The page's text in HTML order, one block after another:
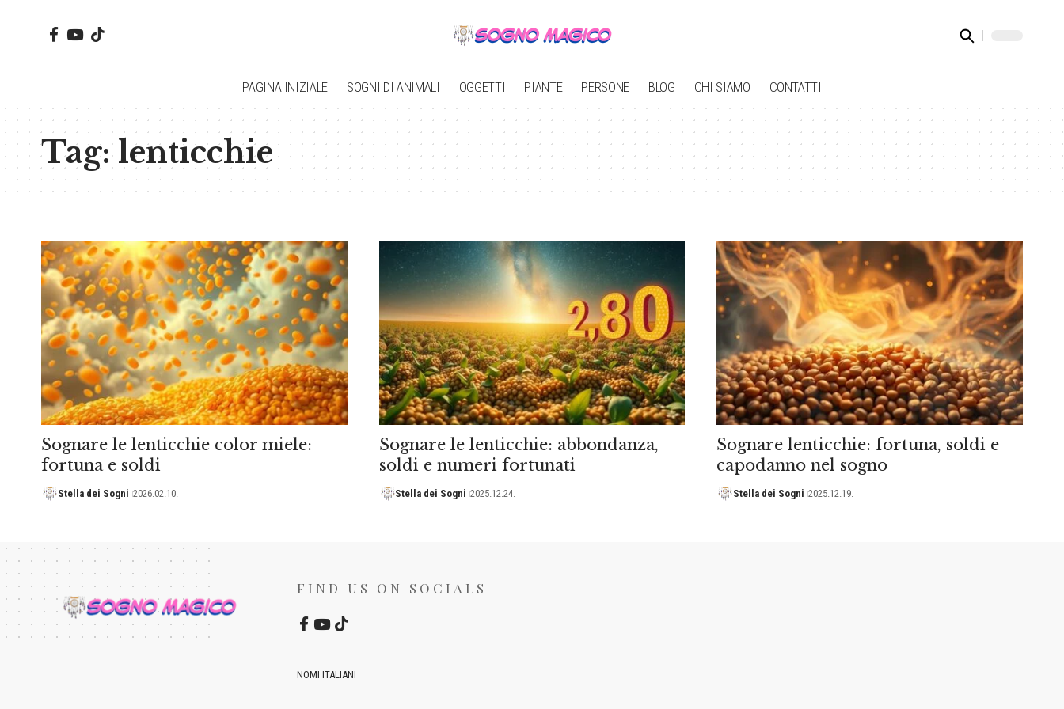
PAGINA INIZIALE SOGNI DI ANIMALI OGGETTI PIANTE PERSONE BLOG CHI SIAMO CONTATTI
Tag:lenticchie
Sognare le lenticchie color miele:
fortuna e soldi
Stella dei Sogni 2026.02.10.
Sognare le lenticchie: abbondanza,
soldi e numeri fortunati
Stella dei Sogni 2025.12.24.
Sognare lenticchie: fortuna, soldi e
capodanno nel sogno
Stella dei Sogni 2025.12.19.
FIND US ON SOCIALS
NOMI ITALIANI